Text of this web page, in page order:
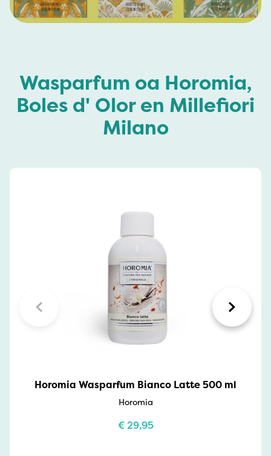
Wasparfum oa Horomia,
Boles d' Olor en Millefiori
Milano
Horomia Wasparfum Bianco Latte 500 ml
Horomia
€29,95